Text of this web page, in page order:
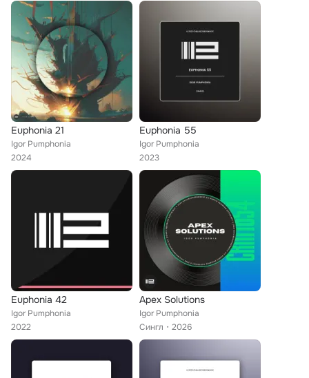
Euphonia 21
Igor Pumphonia
2024
Euphonia 55
Igor Pumphonia
2023
Euphonia 42
Igor Pumphonia
2022
Apex Solutions
Igor Pumphonia
Сингл
2026